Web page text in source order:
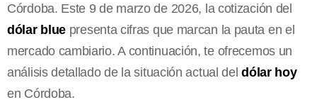
Córdoba. Este 9 de marzo de 2026, la cotización del
dólar blue presenta cifras que marcan la pauta en el
mercado cambiario. A continuación, te ofrecemos un
análisis detallado de la situación actual deldólar hoy
en Córdoba.